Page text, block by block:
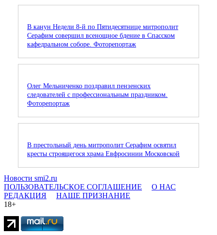
В канун Недели 8-й по Пятидесятнице митрополит
Серафим совершил всенощное бдение в Спасском
кафедральном соборе. Фоторепортаж
Олег Мельниченко поздравил пензенских
следователей с профессиональным праздником.
Фоторепортаж
В престольный день митрополит Серафим освятил
кресты строящегося храма Евфросинии Московской
Новости smi2.ru
ПОЛЬЗОВАТЕЛЬСКОЕ СОГЛАШЕНИЕ
О НАС
РЕДАКЦИЯ
НАШЕ ПРИЗНАНИЕ
18+